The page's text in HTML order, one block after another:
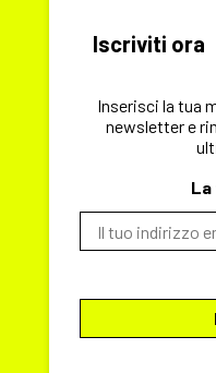
Iscriviti ora
Inserisci la tua
newsletter e
La